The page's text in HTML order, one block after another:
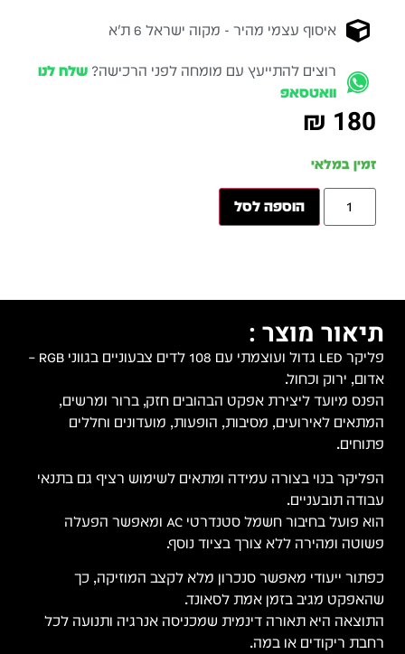
איסוף עצמי מהיר - מקוה ישראל 6 ת״א
רוצים להתייעץ עם מומחה לפני הרכישה? שלח לנו
וואטסאפ
₪ 180
זמין במלאי
הוספה לסל
תיאור מוצר :
פליקר LED גדול ועוצמתי עם 108 לדים צבעוניים בגווני RGB –
אדום, ירוק וכחול.
הפנס מיועד ליצירת אפקט הבהובים חזק, ברור ומרשים,
המתאים לאירועים, מסיבות, הופעות, מועדונים וחללים
פתוחים.
הפליקר בנוי בצורה עמידה ומתאים לשימוש רציף גם בתנאי
עבודה תובעניים.
הוא פועל בחיבור חשמל סטנדרטי AC ומאפשר הפעלה
פשוטה ומהירה ללא צורך בציוד נוסף.
כפתור ייעודי מאפשר סנכרון מלא לקצב המוזיקה, כך
שהאפקט מגיב בזמן אמת לסאונד.
התוצאה היא תאורה דינמית שמכניסה אנרגיה ותנועה לכל
רחבת ריקודים או במה.